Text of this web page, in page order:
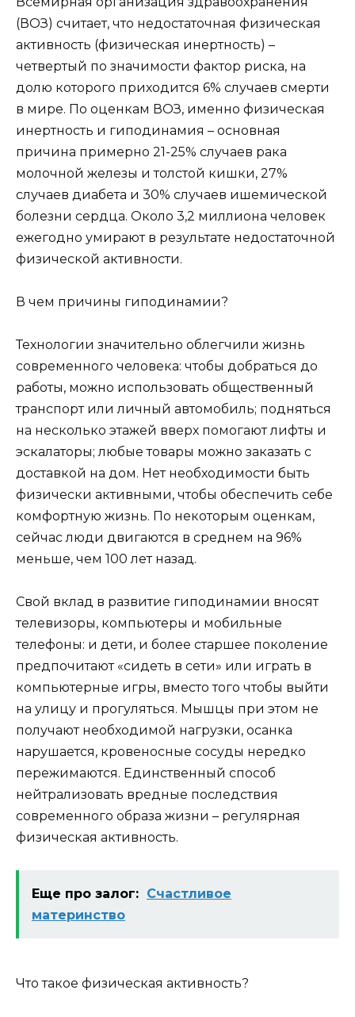
(ВОЗ) считает, что недостаточная физическая
активность (физическая инертность) –
четвертый по значимости фактор риска, на
долю которого приходится 6% случаев смерти
в мире. По оценкам ВОЗ, именно физическая
инертность и гиподинамия – основная
причина примерно 21-25% случаев рака
молочной железы и толстой кишки, 27%
случаев диабета и 30% случаев ишемической
болезни сердца. Около 3,2 миллиона человек
ежегодно умирают в результате недостаточной
физической активности.
В чем причины гиподинамии?
Технологии значительно облегчили жизнь
современного человека: чтобы добраться до
работы, можно использовать общественный
транспорт или личный автомобиль; подняться
на несколько этажей вверх помогают лифты и
эскалаторы; любые товары можно заказать с
доставкой на дом. Нет необходимости быть
физически активными, чтобы обеспечить себе
комфортную жизнь. По некоторым оценкам,
сейчас люди двигаются в среднем на 96%
меньше, чем 100 лет назад.
Свой вклад в развитие гиподинамии вносят
телевизоры, компьютеры и мобильные
телефоны: и дети, и более старшее поколение
предпочитают «сидеть в сети» или играть в
компьютерные игры, вместо того чтобы выйти
на улицу и прогуляться. Мышцы при этом не
получают необходимой нагрузки, осанка
нарушается, кровеносные сосуды нередко
пережимаются. Единственный способ
нейтрализовать вредные последствия
современного образа жизни – регулярная
физическая активность.
Еще про залог: Счастливое
материнство
Что такое физическая активность?